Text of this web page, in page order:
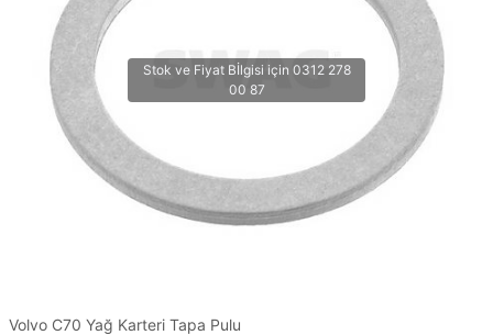
Volvo C70 Yağ Karteri Tapa Pulu